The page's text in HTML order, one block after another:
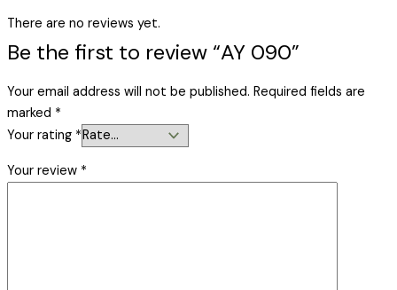
There are no reviews yet.
Be the first to review “AY 090”
Your email address will not be published. Required fields are
marked *
Your rating *
Your review *